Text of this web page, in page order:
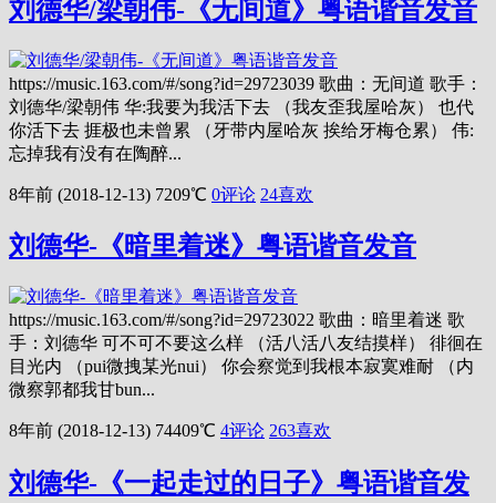
刘德华/梁朝伟-《无间道》粤语谐音发音
https://music.163.com/#/song?id=29723039 歌曲：无间道 歌手：
刘德华/梁朝伟 华:我要为我活下去 （我友歪我屋哈灰） 也代
你活下去 捱极也未曾累 （牙带内屋哈灰 挨给牙梅仓累） 伟:
忘掉我有没有在陶醉...
8年前 (2018-12-13) 7209℃ 0评论 24喜欢
刘德华-《暗里着迷》粤语谐音发音
https://music.163.com/#/song?id=29723022 歌曲：暗里着迷 歌
手：刘德华 可不可不要这么样 （活八活八友结摸样） 徘徊在
目光内 （pui微拽某光nui） 你会察觉到我根本寂寞难耐 （内
微察郭都我甘bun...
8年前 (2018-12-13) 74409℃ 4评论 263喜欢
刘德华-《一起走过的日子》粤语谐音发